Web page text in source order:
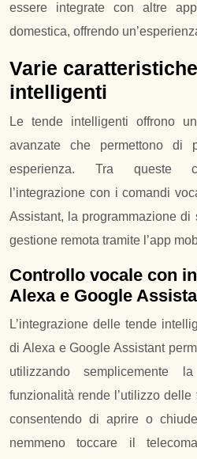
essere integrate con altre
domestica, offrendo
Varie
intelligenti
Le tende intelligenti offrono
avanzate che permettono di
esperienza. Tra queste
l’integrazione con i comandi
Assistant, la programmazione
gestione remota tramite l’app
Controllo vocale con
Alexa e Google
L’integrazione delle tende
di Alexa e Google Assistant
utilizzando semplicemente
funzionalità rende l’utilizzo
consentendo di aprire o
nemmeno toccare il